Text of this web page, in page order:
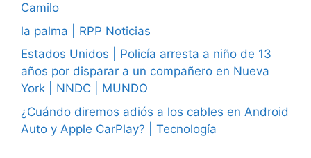
Camilo
la palma | RPP Noticias
Estados Unidos | Policía arresta a niño de 13
años por disparar a un compañero en Nueva
York | NNDC | MUNDO
¿Cuándo diremos adiós a los cables en Android
Auto y Apple CarPlay? | Tecnología